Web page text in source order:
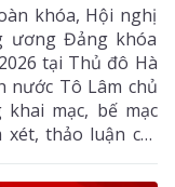
khóa, Hội nghị
ương Đảng khóa
tại Thủ đô Hà
nước Tô Lâm chủ
mạc, bế mạc
thảo luận các
Ban Chấp hành
chủ trương,